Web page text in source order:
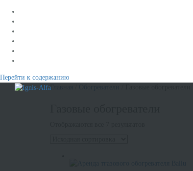
Перейти к содержанию
Главная